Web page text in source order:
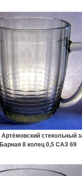
Артёмовский стекольный
Барная 8 колец 0,5 САЗ 69